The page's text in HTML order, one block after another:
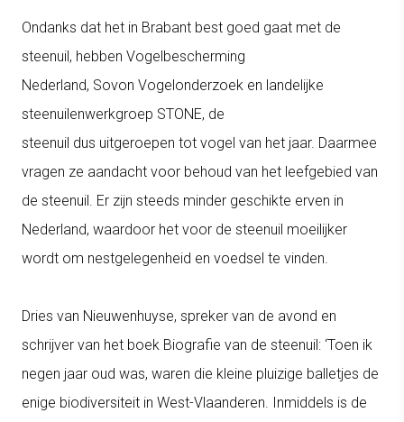
Ondanks dat het in Brabant best goed gaat met de
steenuil, hebben Vogelbescherming
Nederland, Sovon Vogelonderzoek en landelijke
steenuilenwerkgroep STONE, de
steenuil dus uitgeroepen tot vogel van het jaar. Daarmee
vragen ze aandacht voor behoud van het leefgebied van
de steenuil. Er zijn steeds minder geschikte erven in
Nederland, waardoor het voor de steenuil moeilijker
wordt om nestgelegenheid en voedsel te vinden.
Dries van Nieuwenhuyse, spreker van de avond en
schrijver van het boek Biografie van de steenuil: ‘Toen ik
negen jaar oud was, waren die kleine pluizige balletjes de
enige biodiversiteit in West-Vlaanderen. Inmiddels is de